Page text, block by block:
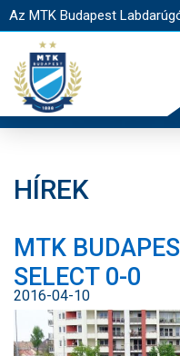
Az MTK Budapest
HÍREK
MTK
SELECT 0-0
2016-04-10